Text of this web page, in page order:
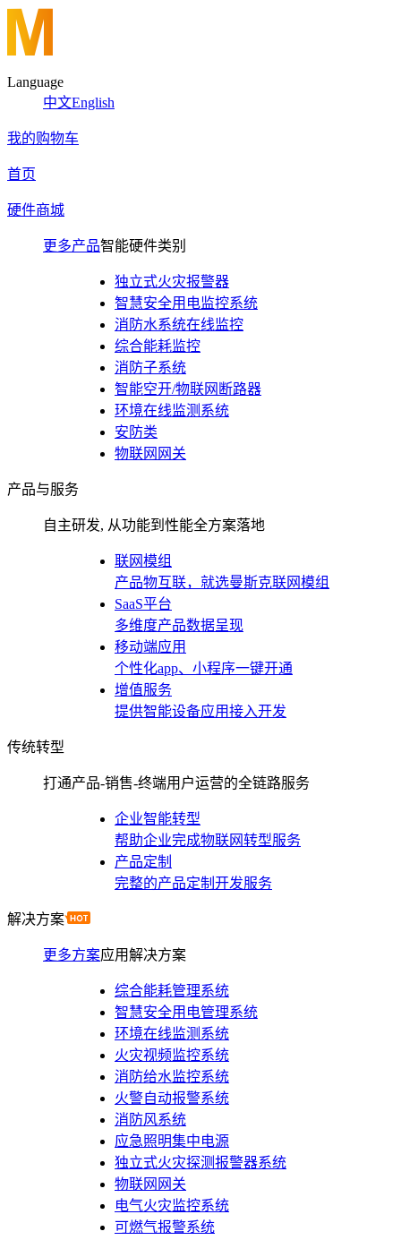
Language
中文English
我的购物车
首页
硬件商城
更多产品智能硬件类别
独立式火灾报警器
智慧安全用电监控系统
消防水系统在线监控
综合能耗监控
消防子系统
智能空开/物联网断路器
环境在线监测系统
安防类
物联网网关
产品与服务
自主研发, 从功能到性能全方案落地
联网模组
产品物互联，就选曼斯克联网模组
SaaS平台
多维度产品数据呈现
移动端应用
个性化app、小程序一键开通
增值服务
提供智能设备应用接入开发
传统转型
打通产品-销售-终端用户运营的全链路服务
企业智能转型
帮助企业完成物联网转型服务
产品定制
完整的产品定制开发服务
解决方案
更多方案应用解决方案
综合能耗管理系统
智慧安全用电管理系统
环境在线监测系统
火灾视频监控系统
消防给水监控系统
火警自动报警系统
消防风系统
应急照明集中电源
独立式火灾探测报警器系统
物联网网关
电气火灾监控系统
可燃气报警系统